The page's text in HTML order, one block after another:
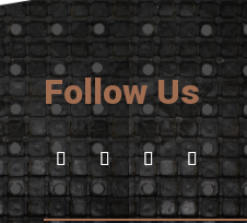
Follow Us